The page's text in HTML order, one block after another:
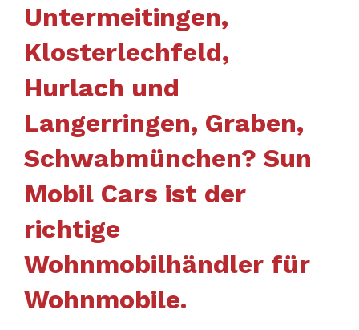
Untermeitingen,
Klosterlechfeld,
Hurlach und
Langerringen, Graben,
Schwabmünchen? Sun
Mobil Cars ist der
richtige
Wohnmobilhändler für
Wohnmobile.